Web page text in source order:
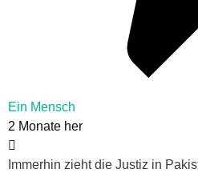
Ein Mensch
2 Monate her
Immerhin zieht die Justiz in